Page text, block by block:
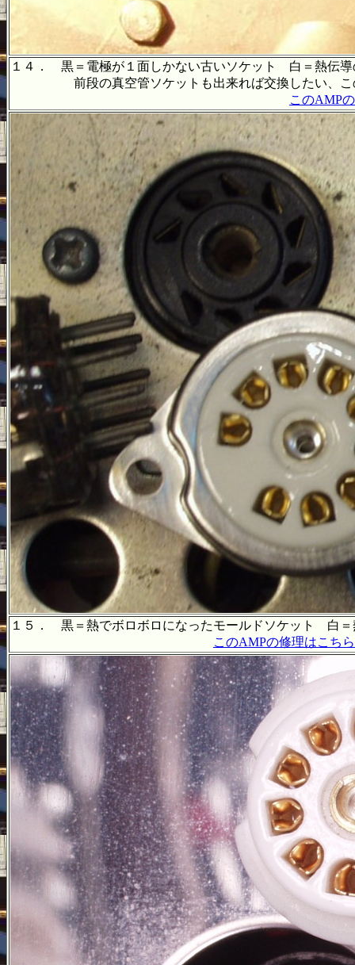
１４． 黒＝電極が１面しかない古いソケット 白＝熱伝導
前段の真空管ソケットも出来れば交換したい、この
このAMP
１５． 黒＝熱でボロボロになったモールドソケット 白＝
このAMPの修理はこちら